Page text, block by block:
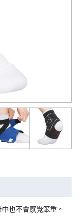
也不會感覺笨重。